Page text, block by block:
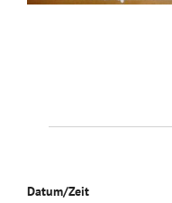
Datum/Zeit